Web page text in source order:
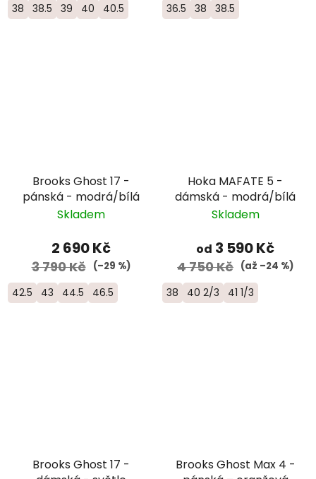
38 38.5 39 40 40.5 36.5 38 38.5
Brooks Ghost 17 -
pánská - modrá/bílá
Skladem
2 690 Kč
3 790 Kč (–29 %)
42.5 43 44.5 46.5
Hoka MAFATE 5 -
dámská - modrá/bílá
Skladem
od 3 590 Kč
4 750 Kč (až –24 %)
38 40 2/3 41 1/3
Brooks Ghost 17 -
Brooks Ghost Max 4 -